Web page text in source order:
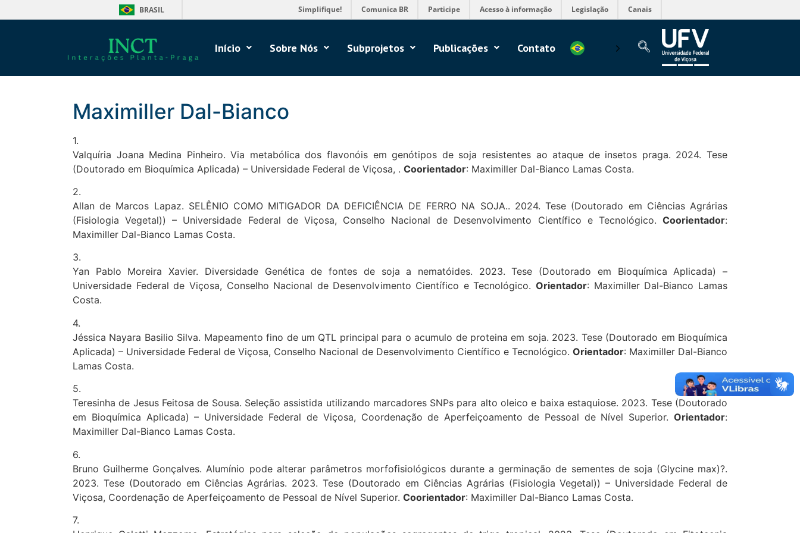
BRASIL Simplifique! Comunica BR Participe Acesso à informação Legislação Canais
Início Sobre Nós Subprojetos Publicações Contato
Maximiller Dal-Bianco
1.
Valquíria Joana Medina Pinheiro. Via metabólica dos flavonóis em genótipos de soja resistentes ao ataque de insetos praga. 2024. Tese
(Doutorado em Bioquímica Aplicada) – Universidade Federal de Viçosa, . Coorientador: Maximiller Dal-Bianco Lamas Costa.
2.
Allan de Marcos Lapaz. SELÊNIO COMO MITIGADOR DA DEFICIÊNCIA DE FERRO NA SOJA.. 2024. Tese (Doutorado em Ciências Agrárias
(Fisiologia Vegetal)) – Universidade Federal de Viçosa, Conselho Nacional de Desenvolvimento Científico e Tecnológico. Coorientador:
Maximiller Dal-Bianco Lamas Costa.
3.
Yan Pablo Moreira Xavier. Diversidade Genética de fontes de soja a nematóides. 2023. Tese (Doutorado em Bioquímica Aplicada) –
Universidade Federal de Viçosa, Conselho Nacional de Desenvolvimento Científico e Tecnológico.Orientador: Maximiller Dal-Bianco Lamas
Costa.
4.
Jéssica Nayara Basilio Silva. Mapeamento fino de um QTL principal para o acumulo de proteina em soja. 2023. Tese (Doutorado em Bioquímica
Aplicada) – Universidade Federal de Viçosa, Conselho Nacional de Desenvolvimento Científico e Tecnológico. Orientador: Maximiller Dal-Bianco
Lamas Costa.
5.
Teresinha de Jesus Feitosa de Sousa. Seleção assistida utilizando marcadores SNPs para alto oleico e baixa estaquiose. 2023. Tese (Doutorado
em Bioquímica Aplicada) – Universidade Federal de Viçosa, Coordenação de Aperfeiçoamento de Pessoal de Nível Superior. Orientador:
Maximiller Dal-Bianco Lamas Costa.
6.
Bruno Guilherme Gonçalves. Alumínio pode alterar parâmetros morfofisiológicos durante a germinação de sementes de soja (Glycine max)?.
2023. Tese (Doutorado em Ciências Agrárias. 2023. Tese (Doutorado em Ciências Agrárias (Fisiologia Vegetal)) – Universidade Federal de
Viçosa, Coordenação de Aperfeiçoamento de Pessoal de Nível Superior. Coorientador: Maximiller Dal-Bianco Lamas Costa.
7.